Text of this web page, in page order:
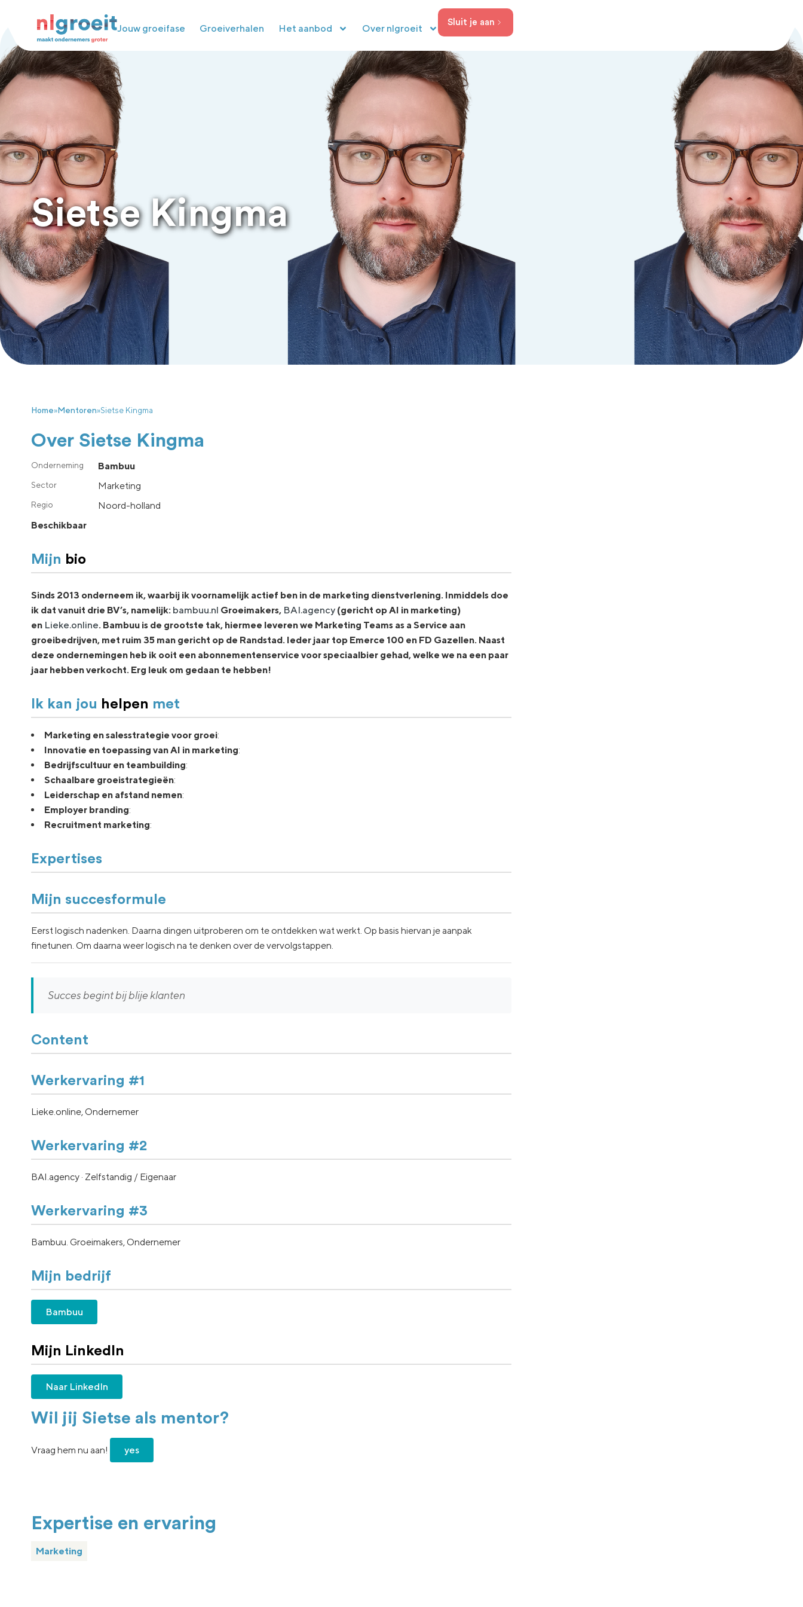
Jouw groeifase Groeiverhalen Het aanbod Over nlgroeit
Sluit je aan
Sietse Kingma
Home»Mentoren»Sietse Kingma
Over Sietse Kingma
Bambuu
Marketing
noord-holland
Beschikbaar
Mijn bio
Sinds 2013 onderneem ik, waarbij ik voornamelijk actief ben in de marketing dienstverlening. Inmiddels doe
ik dat vanuit drie BV’s, namelijk: bambuu.nl Groeimakers, BAI.agency (gericht op AI in marketing)
en Lieke.online. Bambuu is de grootste tak, hiermee leveren we Marketing Teams as a Service aan
groeibedrijven, met ruim 35 man gericht op de Randstad. Ieder jaar top Emerce 100 en FD Gazellen. Naast
deze ondernemingen heb ik ooit een abonnementenservice voor speciaalbier gehad, welke we na een paar
jaar hebben verkocht. Erg leuk om gedaan te hebben!
Ik kan jou helpen met
Marketing en salesstrategie voor groei:
Innovatie en toepassing van AI in marketing:
Bedrijfscultuur en teambuilding:
Schaalbare groeistrategieën:
Leiderschap en afstand nemen:
Employer branding:
Recruitment marketing:
Expertises
Mijn succesformule
Eerst logisch nadenken. Daarna dingen uitproberen om te ontdekken wat werkt. Op basis hiervan je aanpak
finetunen. Om daarna weer logisch na te denken over de vervolgstappen.
Succes begint bij blije klanten
Content
Werkervaring #1
Lieke.online, Ondernemer
Werkervaring #2
BAI.agency · Zelfstandig / Eigenaar
Werkervaring #3
Bambuu. Groeimakers, Ondernemer
Mijn bedrijf
Bambuu
Mijn LinkedIn
Naar LinkedIn
Wil jij Sietse als mentor?
Vraag hem nu aan! yes
Expertise en ervaring
Marketing